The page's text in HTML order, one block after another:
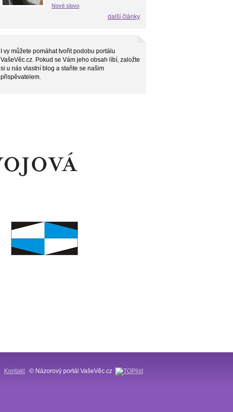
Nové slovo
další články
I vy můžete pomáhat tvořit podobu portálu
VašeVěc.cz. Pokud se Vám jeho obsah líbí, založte
si u nás vlastní blog a staňte se našim
přispěvatelem.
Kontakt © Názorový portál VašeVěc.cz